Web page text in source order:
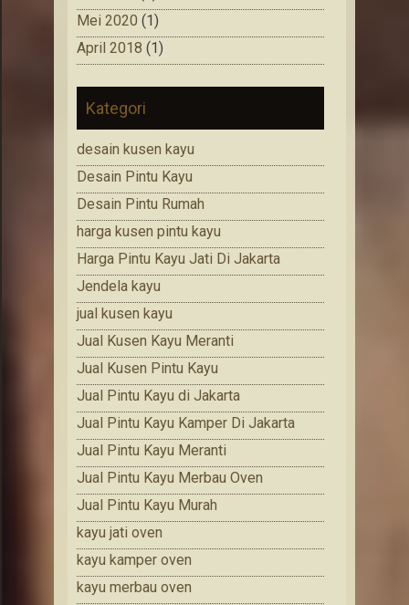
Mei 2020 (1)
April 2018 (1)
Kategori
desain kusen kayu
Desain Pintu Kayu
Desain Pintu Rumah
harga kusen pintu kayu
Harga Pintu Kayu Jati Di Jakarta
Jendela kayu
jual kusen kayu
Jual Kusen Kayu Meranti
Jual Kusen Pintu Kayu
Jual Pintu Kayu di Jakarta
Jual Pintu Kayu Kamper Di Jakarta
Jual Pintu Kayu Meranti
Jual Pintu Kayu Merbau Oven
Jual Pintu Kayu Murah
kayu jati oven
kayu kamper oven
kayu merbau oven